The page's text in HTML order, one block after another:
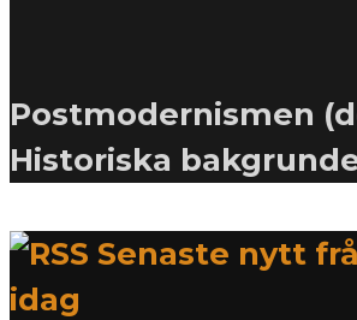
Postmodernismen
Historiska
Senaste nytt
idag